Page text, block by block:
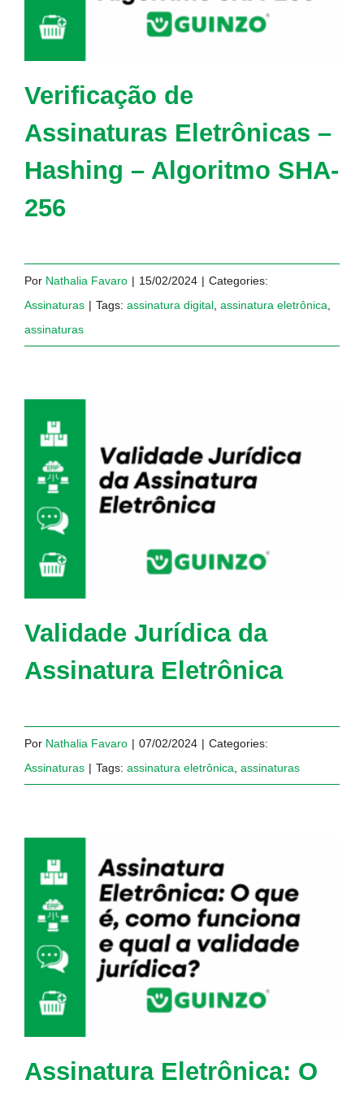
Verificação de
Assinaturas Eletrônicas –
Hashing – Algoritmo SHA-
256
Por Nathalia Favaro | 15/02/2024 | Categories:
Assinaturas | Tags: assinatura digital assinatura eletrônica
assinaturas
Validade Jurídica da
Assinatura Eletrônica
Por Nathalia Favaro | 07/02/2024 | Categories:
Assinaturas | Tags: assinatura eletrônica assinaturas
Assinatura Eletrônica: O